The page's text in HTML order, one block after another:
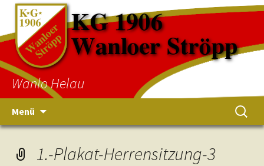
Wanlo Helau
Menü
1.-Plakat-Herrensitzung-3